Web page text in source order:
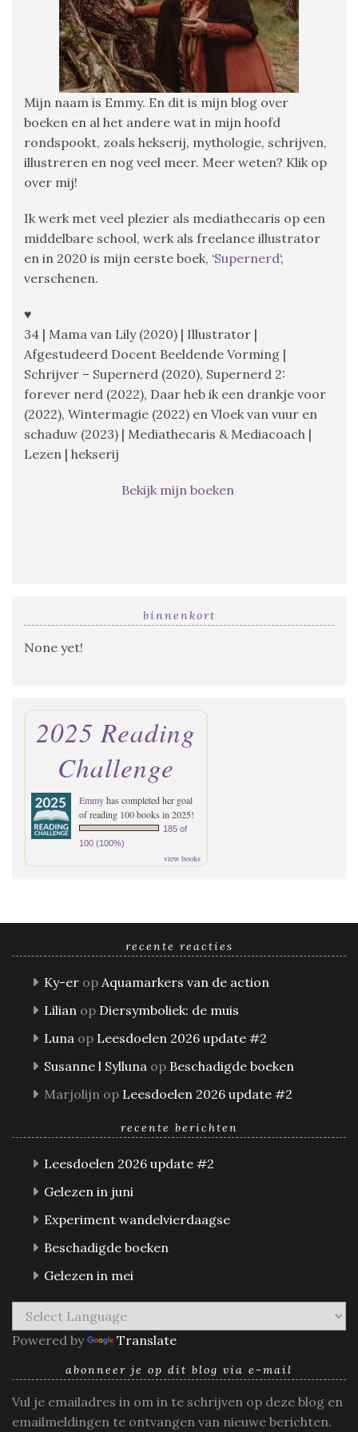
Mijn naam is Emmy. En dit is mijn blog over
boeken en al het andere wat in mijn hoofd
rondspookt, zoals hekserij, mythologie, schrijven,
illustreren en nog veel meer. Meer weten? Klik op
over mij!
Ik werk met veel plezier als mediathecaris op een
middelbare school, werk als freelance illustrator
en in 2020 is mijn eerste boek, ‘Supernerd‘,
verschenen.
♥
34 | Mama van Lily (2020) | Illustrator |
Afgestudeerd Docent Beeldende Vorming |
Schrijver – Supernerd (2020), Supernerd 2:
forever nerd (2022), Daar heb ik een drankje voor
(2022), Wintermagie (2022) en Vloek van vuur en
schaduw (2023) | Mediathecaris & Mediacoach |
Lezen | hekserij
Bekijk mijn boeken
binnenkort
None yet!
2025 Reading
Challenge
Emmyhas completed her goal
of reading 100 books in 2025!
185 of
100 (100%)
view books
recente reacties
Ky-er op Aquamarkers van de action
Lilian op Diersymboliek: de muis
Luna op Leesdoelen 2026 update #2
Susanne l Sylluna op Beschadigde boeken
Marjolijn op Leesdoelen 2026 update #2
recente berichten
Leesdoelen 2026 update #2
Gelezen in juni
Experiment wandelvierdaagse
Beschadigde boeken
Gelezen in mei
Powered by Translate
abonneer je op dit blog via e-mail
Vul je emailadres in om in te schrijven op deze blog en
emailmeldingen te ontvangen van nieuwe berichten.